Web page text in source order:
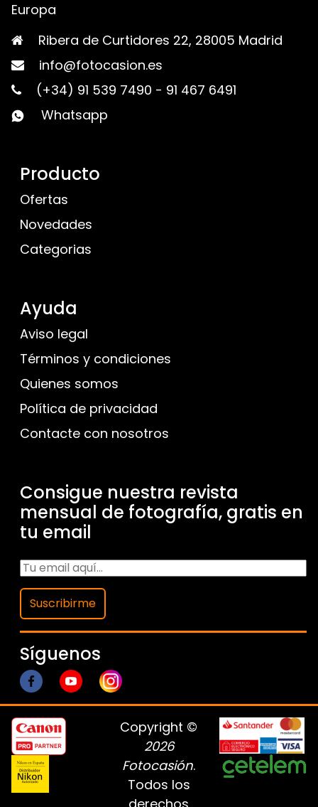
Europa
Ribera de Curtidores 22, 28005 Madrid
info@fotocasion.es
(+34) 91 539 7490 - 91 467 6491
Whatsapp
Producto
Ofertas
Novedades
Categorias
Ayuda
Aviso legal
Términos y condiciones
Quienes somos
Política de privacidad
Contacte con nosotros
Consigue nuestra revista
mensual de fotografía, gratis en
tu email
Suscribirme
Síguenos
Copyright ©
2026
Fotocasión.
Todos los